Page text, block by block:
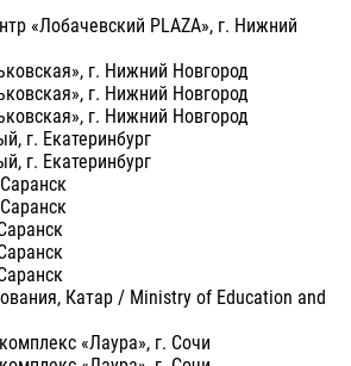
«Лобачевский PLAZA», г. Нижний
г. Нижний Новгород
г. Нижний Новгород
г. Нижний Новгород
г. Екатеринбург
г. Екатеринбург
Катар / Ministry of Education and
«Лаура», г. Сочи